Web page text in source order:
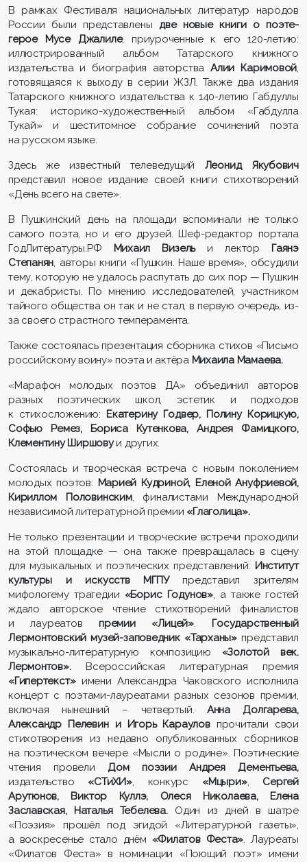
В рамках Фестиваля национальных литератур народов
России были представлены две новые книги о поэте-
герое Мусе Джалиле, приуроченные к его 120-летию:
иллюстрированный альбом Татарского книжного
издательства и биография авторстваАлии Каримовой,
готовящаяся к выходу в серии ЖЗЛ. Также два издания
Татарского книжного издательства к 140-летию Габдуллы
Тукая: историко-художественный альбом «Габдулла
Тукай» и шеститомное собрание сочинений поэта
на русском языке.
Здесь же известный телеведущий Леонид Якубович
представил новое издание своей книги стихотворений
«День всего на свете».
В Пушкинский день на площади вспоминали не только
самого поэта, но и его друзей. Шеф-редактор портала
ГодЛитературы.РФ Михаил Визельи лектор Гаянэ
Степанян, авторы книги «Пушкин. Наше время», обсудили
тему, которую не удалось распутать до сих пор — Пушкин
и декабристы. По мнению исследователей, участником
тайного общества он так и не стал, в первую очередь, из-
за своего страстного темперамента.
Также состоялась презентация сборника стихов «Письмо
российскому воину» поэта и актёра Михаила Мамаева.
«Марафон молодых поэтов ДА» объединил авторов
разных поэтических школ, эстетик и подходов
к стихосложению: Екатерину Годвер, Полину Корицкую,
Софью Ремез, Бориса Кутенкова, Андрея Фамицкого,
Клементину Ширшовуи других.
Состоялась и творческая встреча с новым поколением
молодых поэтов: Марией Кудриной, Еленой Ануфриевой,
Кириллом Половинским, финалистами Международной
независимой литературной премии «Глаголица».
Не только презентации и творческие встречи проходили
на этой площадке — она также превращалась в сцену
для музыкальных и поэтических представлений: Институт
культуры и искусств МГПУпредставил зрителям
мифологему трагедии «Борис Годунов», а также гостей
ждало авторское чтение стихотворений финалистов
и лауреатовпремии «Лицей». Государственный
Лермонтовский музей-заповедник «Тарханы»представил
музыкально-литературную композицию «Золотой век.
Лермонтов».Всероссийская литературная премия
«Гипертекст»имени Александра Чаковского исполнила
концерт с поэтами-лауреатами разных сезонов премии,
включая нынешний – четвертый. Анна Долгарева,
Александр Пелевин и Игорь Карауловпрочитали свои
стихотворения из недавно опубликованных сборников
на поэтическом вечере «Мысли о родине». Поэтические
чтения провелиДом поэзии Андрея Дементьева,
издательство «СТиХИ», конкурс «Мцыри», Сергей
Арутюнов, Виктор Куллэ, Олеся Николаева, Елена
Заславская, Наталья Тебелева. Один из дней в шатре
«Поэзия» прошёл под эгидой «Литературной газеты»,
а воскресенье стало днём «Филатов Феста». Лауреаты
«Филатов Феста» в номинации «Поющий поэт» имени